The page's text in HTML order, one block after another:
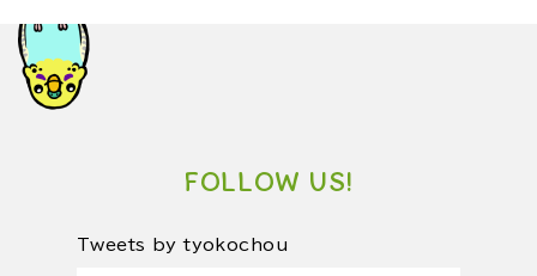
FOLLOW US!
Tweets by tyokochou